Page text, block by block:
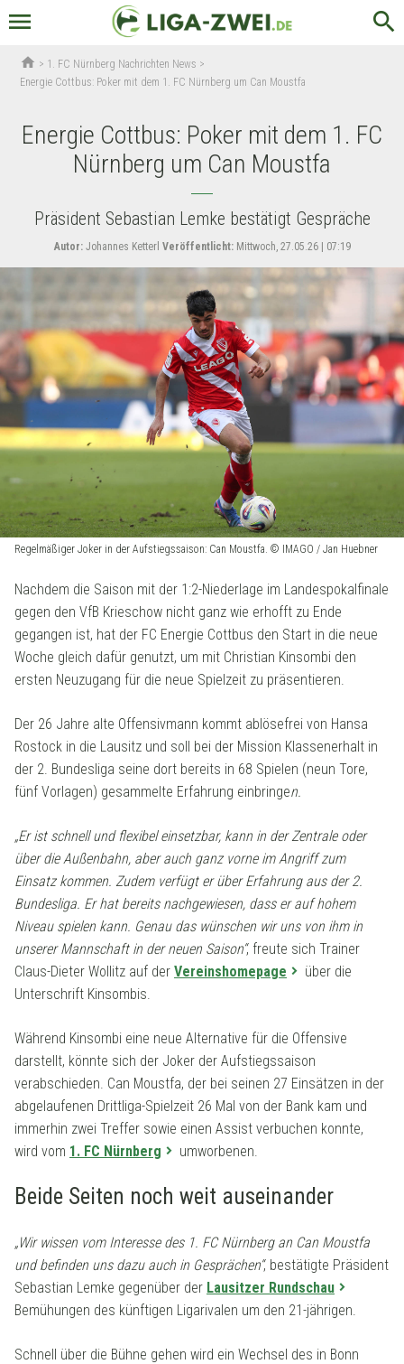
menu search
home > 1. FC Nürnberg Nachrichten News >
Energie Cottbus: Poker mit dem 1. FC Nürnberg um Can Moustfa
Energie Cottbus: Poker mit dem 1. FC
Nürnberg um Can Moustfa
Präsident Sebastian Lemke bestätigt Gespräche
Autor:Johannes Ketterl Veröffentlicht:Mittwoch, 27.05.26 | 07:19
Regelmäßiger Joker in der Aufstiegssaison: Can Moustfa. © IMAGO / Jan Huebner
Nachdem die Saison mit der 1:2-Niederlage im Landespokalfinale
gegen den VfB Krieschow nicht ganz wie erhofft zu Ende
gegangen ist, hat der FC Energie Cottbus den Start in die neue
Woche gleich dafür genutzt, um mit Christian Kinsombi den
ersten Neuzugang für die neue Spielzeit zu präsentieren.
Der 26 Jahre alte Offensivmann kommt ablösefrei von Hansa
Rostock in die Lausitz und soll bei der Mission Klassenerhalt in
der 2. Bundesliga seine dort bereits in 68 Spielen (neun Tore,
fünf Vorlagen) gesammelte Erfahrung einbringen.
„Er ist schnell und flexibel einsetzbar, kann in der Zentrale oder
über die Außenbahn, aber auch ganz vorne im Angriff zum
Einsatz kommen. Zudem verfügt er über Erfahrung aus der 2.
Bundesliga. Er hat bereits nachgewiesen, dass er auf hohem
Niveau spielen kann. Genau das wünschen wir uns von ihm in
unserer Mannschaft in der neuen Saison“, freute sich Trainer
Claus-Dieter Wollitz auf der Vereinshomepage
über die
Unterschrift Kinsombis.
Während Kinsombi eine neue Alternative für die Offensive
darstellt, könnte sich der Joker der Aufstiegssaison
verabschieden. Can Moustfa, der bei seinen 27 Einsätzen in der
abgelaufenen Drittliga-Spielzeit 26 Mal von der Bank kam und
immerhin zwei Treffer sowie einen Assist verbuchen konnte,
wird vom 1. FC Nürnberg umworbenen.
Beide Seiten noch weit auseinander
„Wir wissen vom Interesse des 1. FC Nürnberg an Can Moustfa
und befinden uns dazu auch in Gesprächen“, bestätigte Präsident
Sebastian Lemke gegenüber der Lausitzer Rundschau
Bemühungen des künftigen Ligarivalen um den 21-jährigen.
Schnell über die Bühne gehen wird ein Wechsel des in Bonn